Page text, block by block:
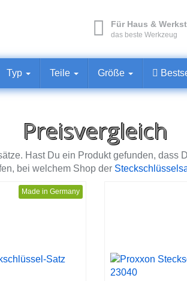
Für Haus &
das beste Werkzeug
Typ Teile Größe
Preisvergleich
Hast Du ein Produkt gefunden, dass
bei welchem Shop der
Made in Germany